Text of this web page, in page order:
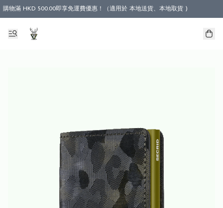
購物滿 HKD 500.00即享免運費優惠！（適用於 本地送貨、本地取貨 )